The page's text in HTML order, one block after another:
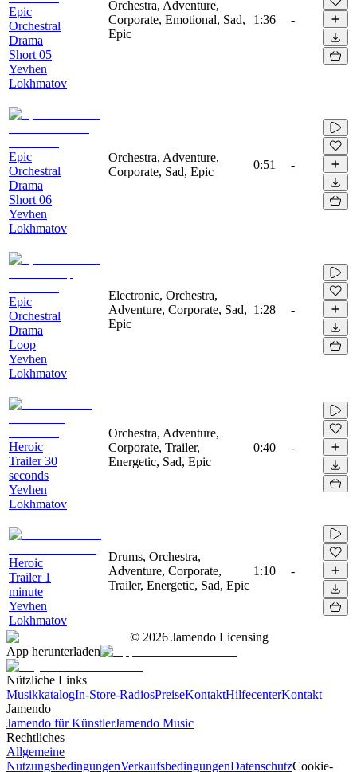
Epic
Orchestral
Drama
Short 05
Yevhen
Lokhmatov
Orchestra, Adventure,
Corporate, Emotional, Sad,
Epic
1:36 -
Epic
Orchestral
Drama
Short 06
Yevhen
Lokhmatov
Orchestra, Adventure,
Corporate, Sad, Epic
0:51 -
Epic
Orchestral
Drama
Loop
Yevhen
Lokhmatov
Electronic, Orchestra,
Adventure, Corporate, Sad,
Epic
1:28 -
Heroic
Trailer 30
seconds
Yevhen
Lokhmatov
Orchestra, Adventure,
Corporate, Trailer,
Energetic, Sad, Epic
0:40 -
Heroic
Trailer 1
minute
Yevhen
Lokhmatov
Drums, Orchestra,
Adventure, Corporate,
Trailer, Energetic, Sad, Epic
1:10 -
© 2026 Jamendo Licensing
App herunterladen
Nützliche Links
MusikkatalogIn-Store-RadiosPreiseKontaktHilfecenterKontakt
Jamendo
Jamendo für KünstlerJamendo Music
Rechtliches
Allgemeine
NutzungsbedingungenVerkaufsbedingungenDatenschutzCookie-